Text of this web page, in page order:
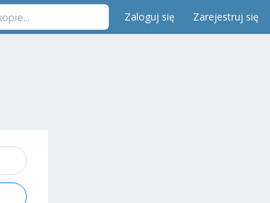
Zaloguj się Zarejestruj się